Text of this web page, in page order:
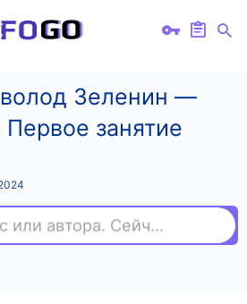
Зеленин ―
занятие
Найдите курс или автора. Сейчас ищут